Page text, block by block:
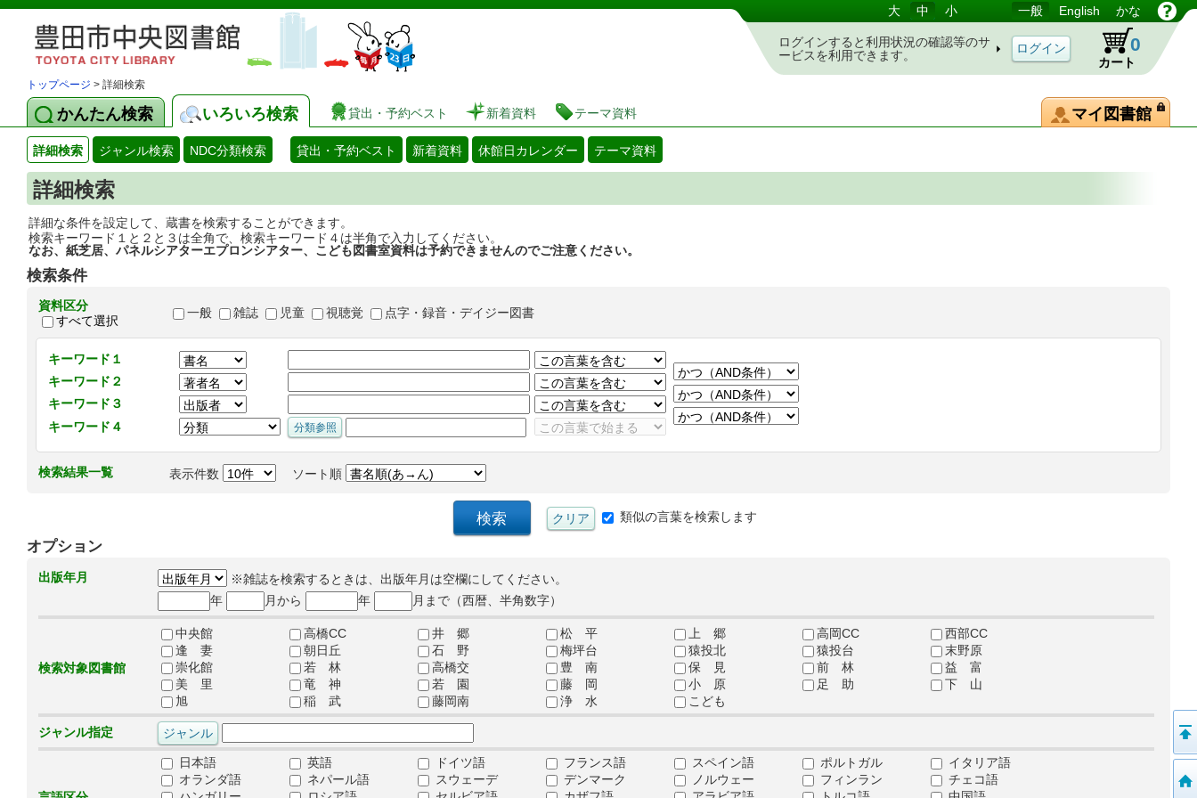
図書館 蔵書検索・予約システム 大 中 小 一般 English かな
ログインすると利用状況の確認等のサ
ービスを利用できます。
カート
0
トップページ > 詳細検索
かんたん検索 いろいろ検索 貸出・予約ベスト 新着資料 テーマ資料 マイ図書館
詳細検索 ジャンル検索 NDC分類検索 貸出・予約ベスト 新着資料 休館日カレンダー テーマ資料
詳細検索
詳細な条件を設定して、蔵書を検索することができます。
検索キーワード１と２と３は全角で、検索キーワード４は半角で入力してください。
なお、紙芝居、パネルシアターエプロンシアター、こども図書室資料は予約できませんのでご注意ください。
検索条件
資料区分
すべて選択
一般 雑誌 児童 視聴覚 点字・録音・デイジー図書
キーワード１
キーワード２
キーワード３
キーワード４
検索結果一覧 表示件数 ソート順
類似の言葉を検索します
オプション
出版年月
※雑誌を検索するときは、出版年月は空欄にしてください。
年
月から 年 月まで（西暦、半角数字）
検索対象図書館
中央館 高橋CC 井 郷 松 平 上 郷 高岡CC
西部CC
逢 妻
朝日丘 石 野 梅坪台 猿投北 猿投台
末野原
崇化館
若 林 高橋交 豊 南 保 見 前 林
益 富
美 里
竜 神 若 園 藤 岡 小 原 足 助
下 山
旭
稲 武 藤岡南 浄 水 こども
ジャンル指定
日本語 英語 ドイツ語 フランス語 スペイン語 ポルトガル
イタリア語
オランダ語
ネパール語 スウェーデ デンマーク ノルウェー フィンラン
チェコ語